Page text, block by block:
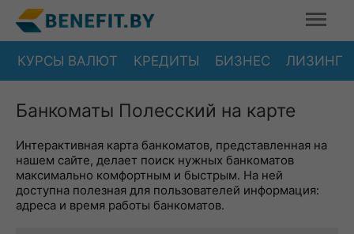
КУРСЫ ВАЛЮТ КРЕДИТЫ БИЗНЕС ЛИЗИНГ
Банкоматы Полесский на карте
Интерактивная карта банкоматов, представленная на
нашем сайте, делает поиск нужных банкоматов
максимально комфортным и быстрым. На ней
доступна полезная для пользователей информация:
адреса и время работы банкоматов.